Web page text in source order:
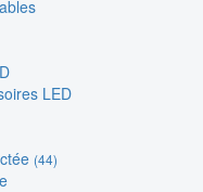
LED
(44)